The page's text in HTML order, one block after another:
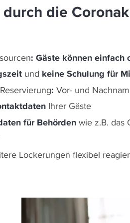
die
: Gäste können einfach
und keine Schulung für
: Vor- und
Ihrer Gäste
für Behörden wie z.B. das
Lockerungen flexibel